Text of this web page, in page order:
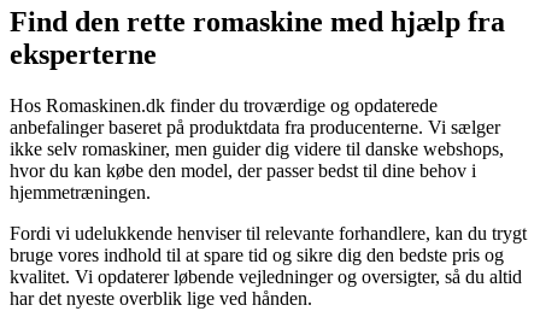
Find den rette romaskine med hjælp fra
eksperterne
Hos Romaskinen.dk finder du troværdige og opdaterede
anbefalinger baseret på produktdata fra producenterne. Vi sælger
ikke selv romaskiner, men guider dig videre til danske webshops,
hvor du kan købe den model, der passer bedst til dine behov i
hjemmetræningen.
Fordi vi udelukkende henviser til relevante forhandlere, kan du trygt
bruge vores indhold til at spare tid og sikre dig den bedste pris og
kvalitet. Vi opdaterer løbende vejledninger og oversigter, så du altid
har det nyeste overblik lige ved hånden.